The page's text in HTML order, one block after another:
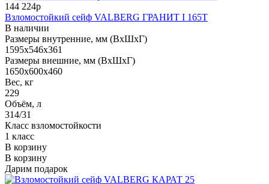
144 224р
Взломостойкий сейф VALBERG ГРАНИТ I 165T
В наличии
Размеры внутренние, мм (ВхШхГ)
1595x546x361
Размеры внешние, мм (ВхШхГ)
1650x600x460
Вес, кг
229
Объём, л
314/31
Класс взломостойкости
1 класс
В корзину
В корзину
Дарим подарок